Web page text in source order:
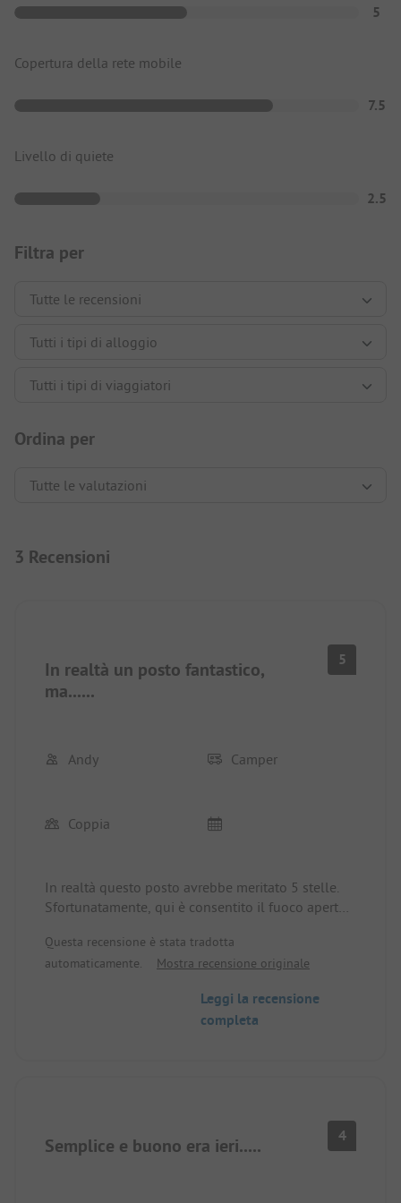
5
Copertura della rete mobile
7.5
Livello di quiete
2.5
Filtra per
Ordina per
3 Recensioni
In realtà un posto fantastico,
ma......
5
Andy Camper
Coppia
In realtà questo posto avrebbe meritato 5 stelle.
Sfortunatamente, qui è consentito il fuoco aperto,
Purtroppo ci sono anche campeggiatori festaioli
qui, che fumano fino alle 3 del mattino e fanno
viene aggrediti e insultati.
Il proprietario non ritiene necessario interrompere
Questa recensione è stata tradotta
automaticamente.
Mostra recensione originale
Leggi la recensione
completa
Semplice e buono era ieri..... 4